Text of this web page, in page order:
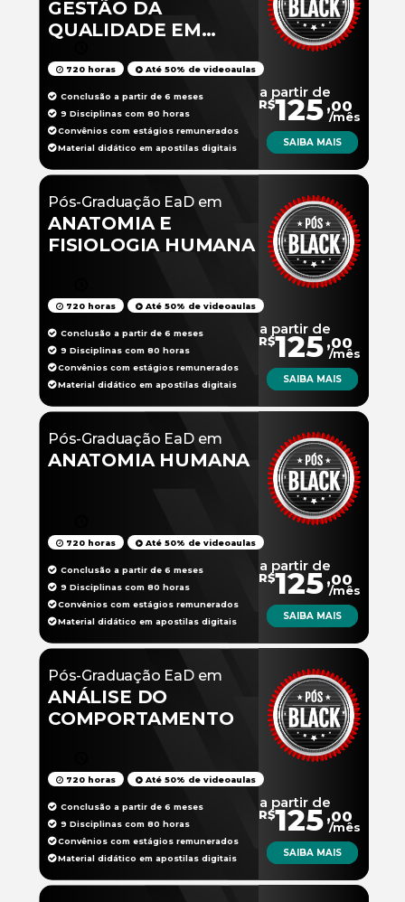
GESTÃO DA
QUALIDADE EM
720 horas Até 50% de videoaulas
Conclusão a partir de 6 meses
9 Disciplinas com 80 horas
Convênios com estágios remunerados
Material didático em apostilas digitais
a partir de
R$125,00
/mês
SAIBA MAIS
Pós-Graduação EaD em
ANATOMIA E
FISIOLOGIA HUMANA
720 horas Até 50% de videoaulas
Conclusão a partir de 6 meses
9 Disciplinas com 80 horas
Convênios com estágios remunerados
Material didático em apostilas digitais
a partir de
R$125,00
/mês
SAIBA MAIS
Pós-Graduação EaD em
ANATOMIA HUMANA
720 horas Até 50% de videoaulas
Conclusão a partir de 6 meses
9 Disciplinas com 80 horas
Convênios com estágios remunerados
Material didático em apostilas digitais
a partir de
R$125,00
/mês
SAIBA MAIS
Pós-Graduação EaD em
ANÁLISE DO
COMPORTAMENTO
720 horas Até 50% de videoaulas
Conclusão a partir de 6 meses
9 Disciplinas com 80 horas
Convênios com estágios remunerados
Material didático em apostilas digitais
a partir de
R$125,00
/mês
SAIBA MAIS